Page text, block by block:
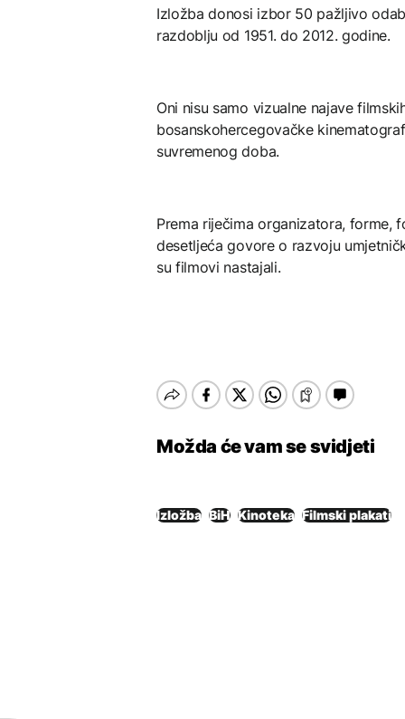
Izložba donosi izbor 50 pažljivo
razdoblju od 1951. do 2012. godine.
Oni nisu samo vizualne najave
bosanskohercegovačke
suvremenog doba.
Prema riječima organizatora, forme,
desetljeća govore o razvoju
su filmovi nastajali.
Možda će vam se svidjeti
Izložba BiH Kinoteka Filmski plakati